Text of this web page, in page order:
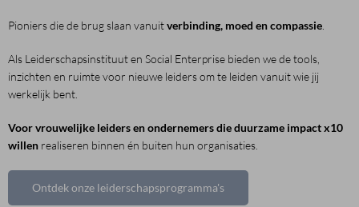
Pioniers die de brug slaan vanuitverbinding, moed en compassie
Als Leiderschapsinstituut en Social Enterprise bieden we de tools,
inzichten en ruimte voor nieuwe leiders om te leiden vanuit wie jij
werkelijk bent.
Voor vrouwelijke leiders en ondernemers die duurzame impact x10
willen realiseren binnen én buiten hun organisaties.
Ontdek onze leiderschapsprogramma's